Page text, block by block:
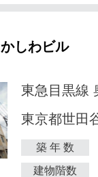
かしわビル
東急目黒線
東京都世田
築 年 数
建物階数